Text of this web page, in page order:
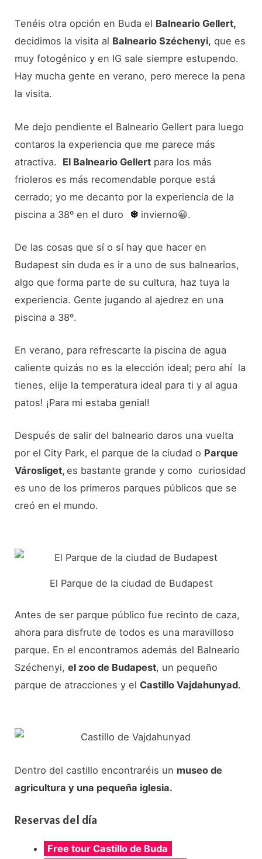
Tenéis otra opción en Buda el Balneario Gellert,
decidimos la visita al Balneario Széchenyi, que es
muy fotogénico y en IG sale siempre estupendo.
Hay mucha gente en verano, pero merece la pena
la visita.
Me dejo pendiente el Balneario Gellert para luego
contaros la experiencia que me parece más
atractiva. El Balneario Gellert para los más
frioleros es más recomendable porque está
cerrado; yo me decanto por la experiencia de la
piscina a 38º en el duro
❄️ invierno😀.
De las cosas que sí o sí hay que hacer en
Budapest sin duda es ir a uno de sus balnearios,
algo que forma parte de su cultura, haz tuya la
experiencia. Gente jugando al ajedrez en una
piscina a 38º.
En verano, para refrescarte la piscina de agua
caliente quizás no es la elección ideal; pero ahí la
tienes, elije la temperatura ideal para ti y al agua
patos! ¡Para mi estaba genial!
Después de salir del balneario daros una vuelta
por el City Park, el parque de la ciudad o Parque
Városliget,es bastante grande y como curiosidad
es uno de los primeros parques públicos que se
creó en el mundo.
El Parque de la ciudad de Budapest
Antes de ser parque público fue recinto de caza,
ahora para disfrute de todos es una maravilloso
parque. En el encontramos además del Balneario
Széchenyi,el zoo de Budapest, un pequeño
parque de atracciones y el Castillo Vajdahunyad.
Dentro del castillo encontraréis un museo de
agricultura y una pequeña iglesia.
Reservas del día
Free tour Castillo de Buda